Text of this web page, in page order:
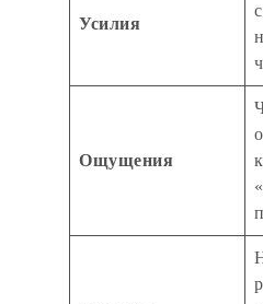
Усилия
Ощущения